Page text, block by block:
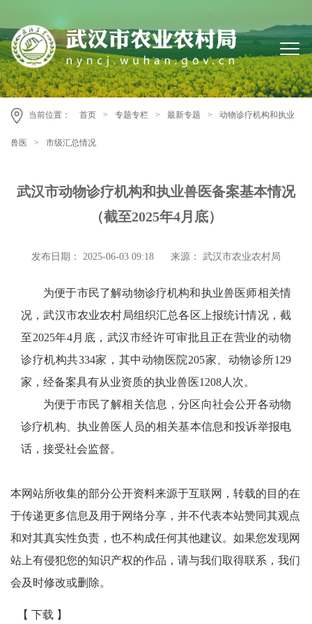
当前位置： 首页 > 专题专栏 > 最新专题 > 动物诊疗机构和执业
兽医 > 市级汇总情况
武汉市动物诊疗机构和执业兽医备案基本情况
（截至2025年4月底）
发布日期： 2025-06-03 09:18 来源： 武汉市农业农村局
为便于市民了解动物诊疗机构和执业兽医师相关情
况，武汉市农业农村局组织汇总各区上报统计情况，截
至2025年4月底，武汉市经许可审批且正在营业的动物
诊疗机构共334家，其中动物医院205家、动物诊所129
家，经备案具有从业资质的执业兽医1208人次。
为便于市民了解相关信息，分区向社会公开各动物
诊疗机构、执业兽医人员的相关基本信息和投诉举报电
话，接受社会监督。
本网站所收集的部分公开资料来源于互联网，转载的目的在
于传递更多信息及用于网络分享，并不代表本站赞同其观点
和对其真实性负责，也不构成任何其他建议。如果您发现网
站上有侵犯您的知识产权的作品，请与我们取得联系，我们
会及时修改或删除。
【 下载 】